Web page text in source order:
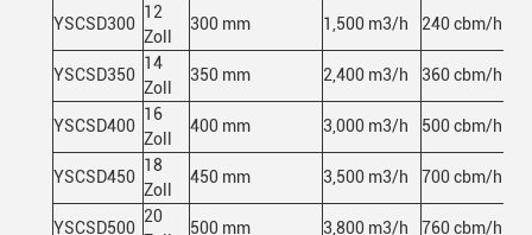
YSCSD300
12
Zoll
300 mm 1,500 m3/h 240 cbm/h
YSCSD350
14
Zoll
350 mm 2,400 m3/h 360 cbm/h
YSCSD400
16
Zoll
400 mm 3,000 m3/h 500 cbm/h
YSCSD450
18
Zoll
450 mm 3,500 m3/h 700 cbm/h
YSCSD500
20
500 mm 3,800 m3/h 760 cbm/h